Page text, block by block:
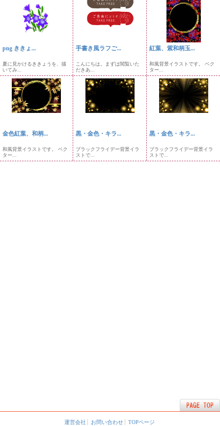
png ききょ...
夏に見かけるききょうを、描
いてみ...
手書き風ラフご...
こんにちは。まずは閲覧いた
だきあ...
紅葉、紫和柄玉...
和風背景イラストです。 ベク
ター...
金色紅葉、和柄...
和風背景イラストです。 ベク
ター...
黒・金色・キラ...
ブラックフライデー背景イラ
ストで...
黒・金色・キラ...
ブラックフライデー背景イラ
ストで...
運営会社 お問い合わせ TOPページ